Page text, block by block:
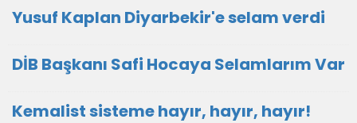
Yusuf Kaplan Diyarbekir'e selam verdi
DİB Başkanı Safi Hocaya Selamlarım Var
Kemalist sisteme hayır, hayır, hayır!